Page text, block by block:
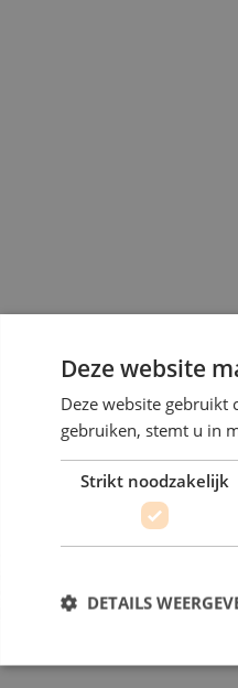
tijdens een avontuur in het
je het niet zou doen, want zo’n
nog wat van de wereld ook.
, zodat je jouw
Deze website
Deze website gebruikt
gebruiken, stemt u in
Strikt noodzakelijk
DETAILS